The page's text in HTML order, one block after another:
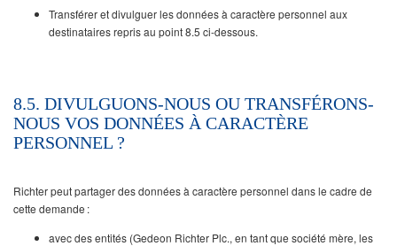
Transférer et divulguer les données à caractère personnel aux
destinataires repris au point 8.5 ci-dessous.
8.5. DIVULGUONS-NOUS OU TRANSFÉRONS-
NOUS VOS DONNÉES À CARACTÈRE
PERSONNEL ?
Richter peut partager des données à caractère personnel dans le cadre de
cette demande :
avec des entités (Gedeon Richter Plc., en tant que société mère, les